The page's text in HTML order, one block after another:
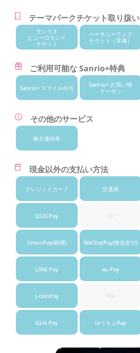
テーマパークチケット取り扱い
サンリオ
ピューロランド
チケット
ハーモニーランド
チケット
（常備）
ご利用可能な Sanrio+特典
Sanrio+ スマイル付与
Sanrio+ お買い物
クーポン
その他のサービス
株主優待券
現金以外の支払い方法
クレジット カード 交通系
QUICPay iD
UnionPay(銀聯) WeChatPay(微信支付)
LINE Pay au Pay
J-coinPay VIA
GLN Pay ゆうちょ Pay